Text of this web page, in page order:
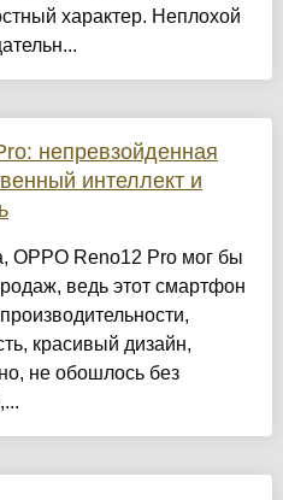
характер. Неплохой
непревзойденная
интеллект и
OPPO Reno12 Pro мог бы
ведь этот смартфон
красивый дизайн,
не обошлось без